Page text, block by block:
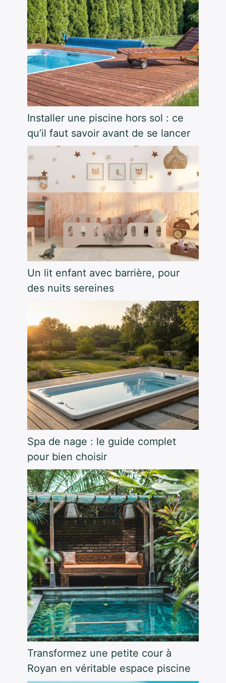
Installer une piscine hors sol : ce
qu’il faut savoir avant de se lancer
Un lit enfant avec barrière, pour
des nuits sereines
Spa de nage : le guide complet
pour bien choisir
Transformez une petite cour à
Royan en véritable espace piscine